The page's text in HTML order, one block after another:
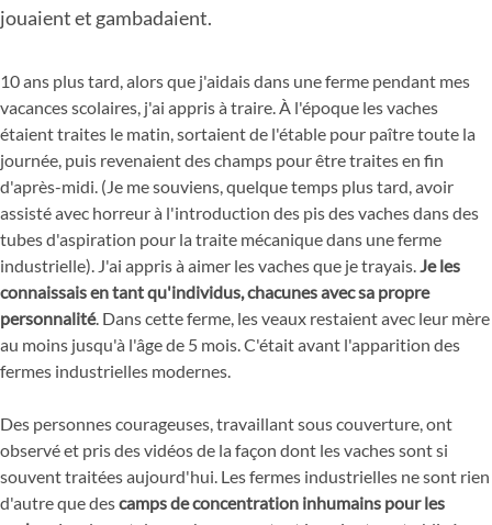
jouaient et gambadaient.
10 ans plus tard, alors que j'aidais dans une ferme pendant mes
vacances scolaires, j'ai appris à traire. À l'époque les vaches
étaient traites le matin, sortaient de l'étable pour paître toute la
journée, puis revenaient des champs pour être traites en fin
d'après-midi. (Je me souviens, quelque temps plus tard, avoir
assisté avec horreur à l'introduction des pis des vaches dans des
tubes d'aspiration pour la traite mécanique dans une ferme
industrielle). J'ai appris à aimer les vaches que je trayais. Je les
connaissais en tant qu'individus, chacunes avec sa propre
personnalité. Dans cette ferme, les veaux restaient avec leur mère
au moins jusqu'à l'âge de 5 mois. C'était avant l'apparition des
fermes industrielles modernes.
Des personnes courageuses, travaillant sous couverture, ont
observé et pris des vidéos de la façon dont les vaches sont si
souvent traitées aujourd'hui. Les fermes industrielles ne sont rien
d'autre que descamps de concentration inhumains pour les